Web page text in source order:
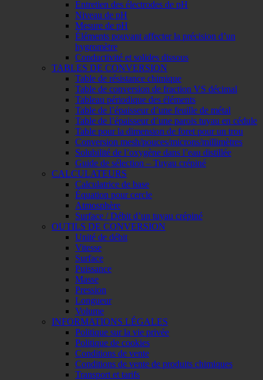
Entretien des électrodes de pH
Niveau de pH
Mesure de pH
Éléments pouvant affecter la précision d’un
hygromètre
Conductivité et solides dissous
TABLES DE CONVERSION
Table de résistance chimique
Table de conversion de fraction VS décimal
Tableau périodique des éléments
Table de l’épaisseur d’une feuille de métal
Table de l’épaisseur d’une parois tuyau en cédule
Table pour la dimension de foret pour un trou
Conversion mesh/pouces/microns/millimètres
Solubilité de l’oxygène dans l’eau distillée
Guide de sélection – Tuyau crépiné
CALCULATEURS
Calculatrice de base
Équation pour cercle
Atmosphère
Surface / Débit d’un tuyau crépiné
OUTILS DE CONVERSION
Unité de débit
Vitesse
Surface
Puissance
Masse
Pression
Longueur
Volume
INFORMATIONS LÉGALES
Politique sur la vie privée
Politique de cookies
Conditions de vente
Conditions de vente de produits chimiques
Transport et tarifs